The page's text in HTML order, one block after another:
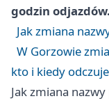
godzin odjazdów.
Jak zmiana
W Gorzowie
kto i kiedy
Jak zmiana nazwy